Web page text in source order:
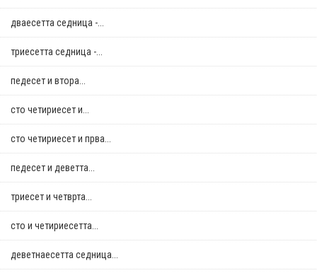
дваесетта седница -...
триесетта седница -...
педесет и втора...
сто четириесет и...
сто четириесет и прва...
педесет и деветта...
триесет и четврта...
сто и четириесетта...
деветнаесетта седница...